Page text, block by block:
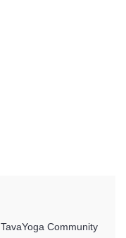
Community